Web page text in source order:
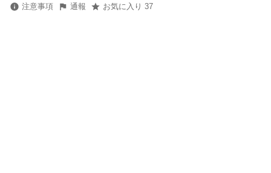
注意事項 通報 お気に入り 37